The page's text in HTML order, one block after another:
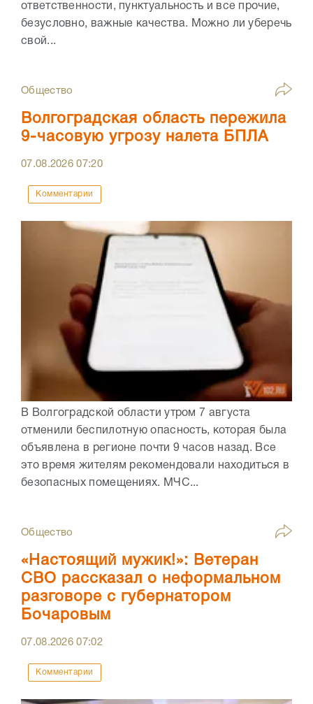
ответственности, пунктуальность и все прочие,
безусловно, важные качества. Можно ли уберечь
свой...
Общество
Волгоградская область пережила
9-часовую угрозу налета БПЛА
07.08.202607:20
Комментарии
В Волгоградской области утром 7 августа
отменили беспилотную опасность, которая была
объявлена в регионе почти 9 часов назад. Все
это время жителям рекомендовали находиться в
безопасных помещениях. МЧС...
Общество
«Настоящий мужик!»: Ветеран
СВО рассказал о неформальном
разговоре с губернатором
Бочаровым
07.08.202607:02
Комментарии